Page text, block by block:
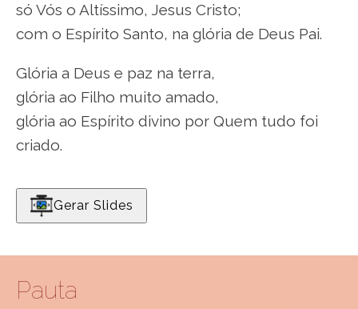
só Vós o Altíssimo, Jesus Cristo;
com o Espírito Santo, na glória de Deus Pai.
Glória a Deus e paz na terra,
glória ao Filho muito amado,
glória ao Espírito divino por Quem tudo foi
criado.
Gerar Slides
Pauta